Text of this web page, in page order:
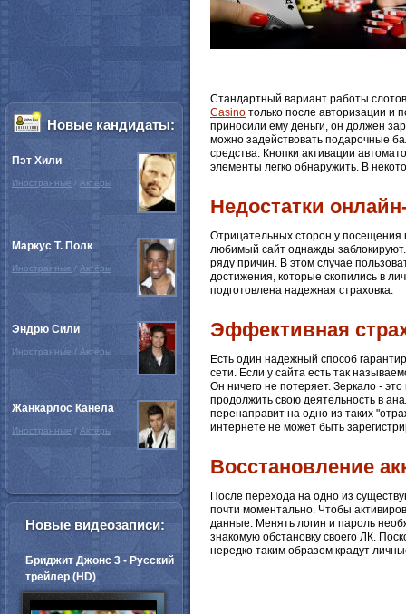
Стандартный вариант работы
Сasino только после авторизации и
приносили ему деньги, он должен
можно задействовать подарочные
средства. Кнопки активации
элементы легко обнаружить. В
Недостатки
Отрицательных сторон у посещения
любимый сайт однажды
ряду причин. В этом случае
достижения, которые скопились в
подготовлена надежная страховка.
Эффективная
Есть один надежный способ
сети. Если у сайта есть так
Он ничего не потеряет. Зеркало - это
продолжить свою деятельность в
перенаправит на одно из таких
интернете не может быть
Восстановление
После перехода на одно из
почти моментально. Чтобы
данные. Менять логин и пароль
знакомую обстановку своего ЛК.
нередко таким образом крадут
Новые кандидаты:
Пэт Хили
Иностранные / Актёры
Маркус Т. Полк
Иностранные / Актёры
Эндрю Сили
Иностранные / Актёры
Жанкарлос Канела
Иностранные / Актёры
Новые видеозаписи:
Бриджит Джонс 3 - Русский
трейлер (HD)